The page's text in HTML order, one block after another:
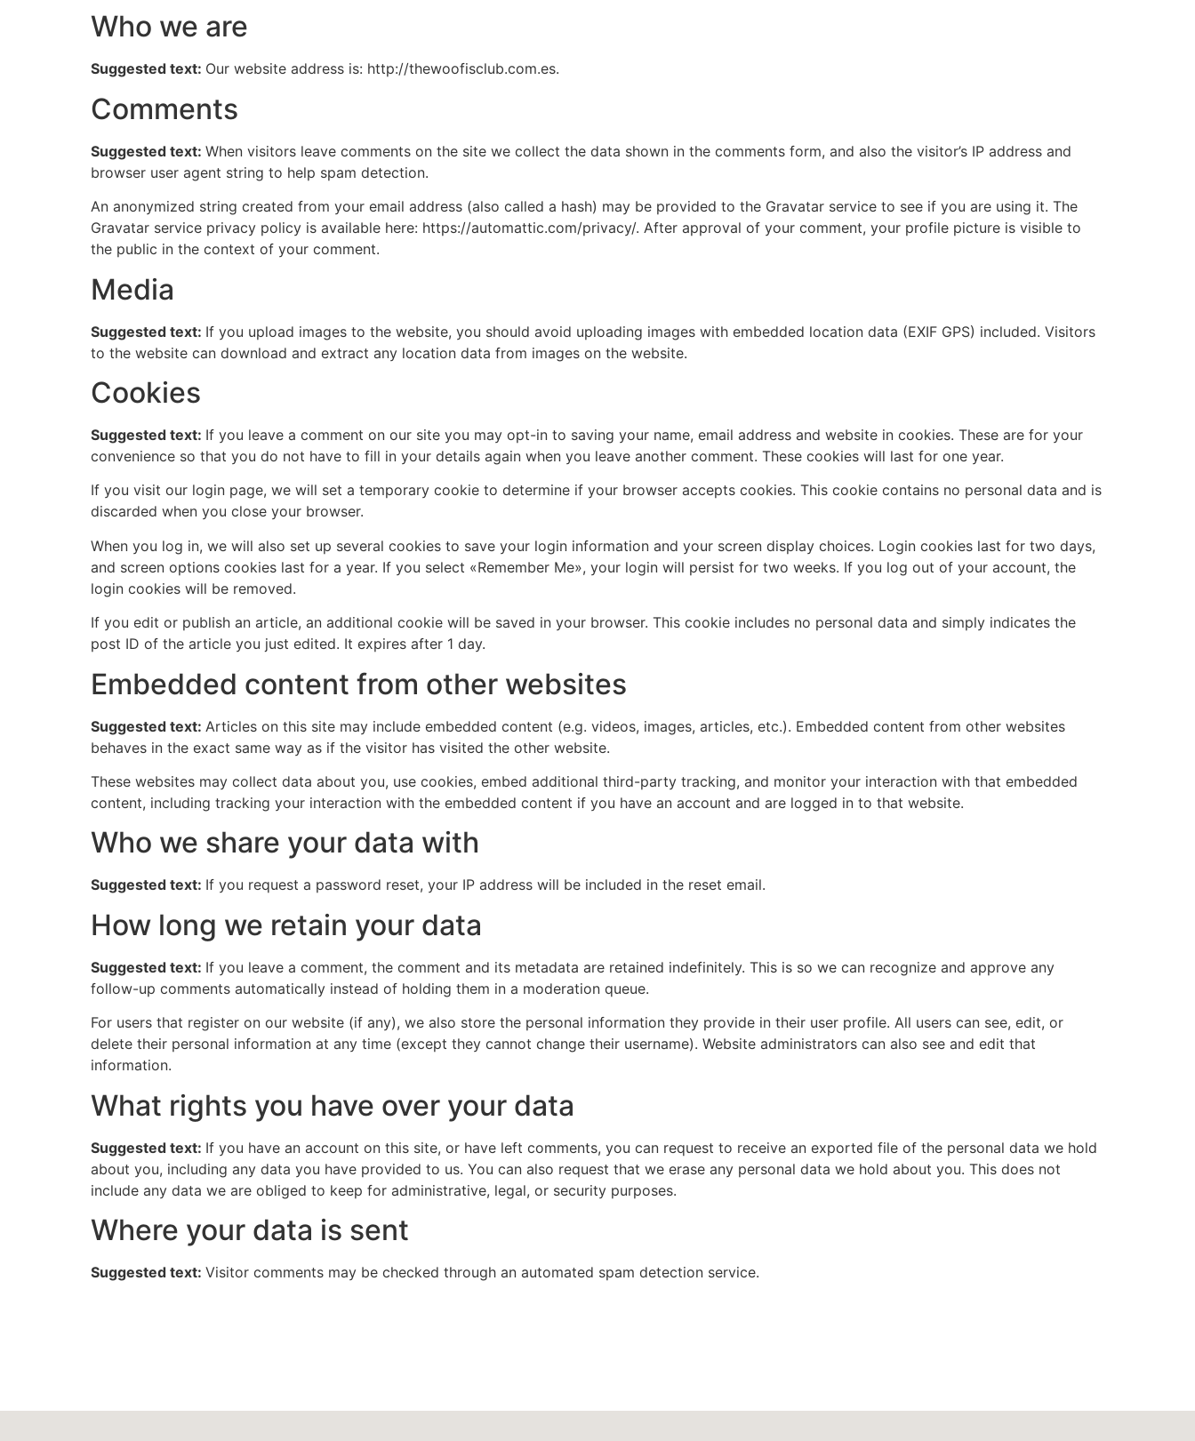
Who we are
Suggested text: Our website address is: http://thewoofisclub.com.es.
Comments
Suggested text: When visitors leave comments on the site we collect the data shown in the comments form, and also the visitor’s IP address and
browser user agent string to help spam detection.
An anonymized string created from your email address (also called a hash) may be provided to the Gravatar service to see if you are using it. The
Gravatar service privacy policy is available here: https://automattic.com/privacy/. After approval of your comment, your profile picture is visible to
the public in the context of your comment.
Media
Suggested text: If you upload images to the website, you should avoid uploading images with embedded location data (EXIF GPS) included. Visitors
to the website can download and extract any location data from images on the website.
Cookies
Suggested text: If you leave a comment on our site you may opt-in to saving your name, email address and website in cookies. These are for your
convenience so that you do not have to fill in your details again when you leave another comment. These cookies will last for one year.
If you visit our login page, we will set a temporary cookie to determine if your browser accepts cookies. This cookie contains no personal data and is
discarded when you close your browser.
When you log in, we will also set up several cookies to save your login information and your screen display choices. Login cookies last for two days,
and screen options cookies last for a year. If you select «Remember Me», your login will persist for two weeks. If you log out of your account, the
login cookies will be removed.
If you edit or publish an article, an additional cookie will be saved in your browser. This cookie includes no personal data and simply indicates the
post ID of the article you just edited. It expires after 1 day.
Embedded content from other websites
Suggested text: Articles on this site may include embedded content (e.g. videos, images, articles, etc.). Embedded content from other websites
behaves in the exact same way as if the visitor has visited the other website.
These websites may collect data about you, use cookies, embed additional third-party tracking, and monitor your interaction with that embedded
content, including tracking your interaction with the embedded content if you have an account and are logged in to that website.
Who we share your data with
Suggested text: If you request a password reset, your IP address will be included in the reset email.
How long we retain your data
Suggested text: If you leave a comment, the comment and its metadata are retained indefinitely. This is so we can recognize and approve any
follow-up comments automatically instead of holding them in a moderation queue.
For users that register on our website (if any), we also store the personal information they provide in their user profile. All users can see, edit, or
delete their personal information at any time (except they cannot change their username). Website administrators can also see and edit that
information.
What rights you have over your data
Suggested text: If you have an account on this site, or have left comments, you can request to receive an exported file of the personal data we hold
about you, including any data you have provided to us. You can also request that we erase any personal data we hold about you. This does not
include any data we are obliged to keep for administrative, legal, or security purposes.
Where your data is sent
Suggested text: Visitor comments may be checked through an automated spam detection service.